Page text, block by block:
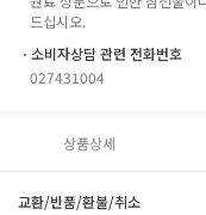
드십시오.
ㆍ소비자상담 관련 전화번호
027431004
상품상세
교환/반품/환불/취소